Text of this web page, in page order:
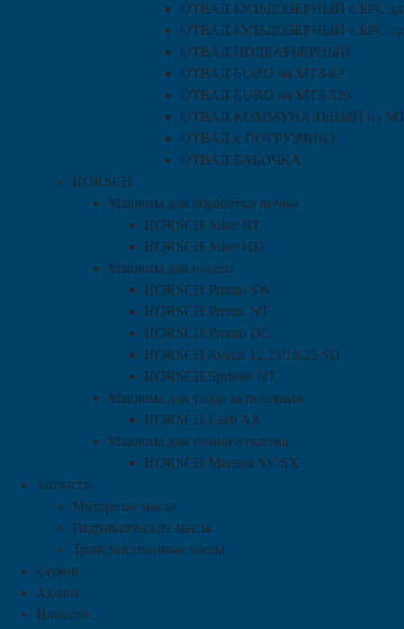
ОТВАЛ БУЛЬДОЗЕРНЫЙ с БРС
ОТВАЛ БУЛЬДОЗЕРНЫЙ с БРС
ОТВАЛ ПОДБАРЬЕРНЫЙ
ОТВАЛ EURO на МТЗ-82
ОТВАЛ EURO на МТЗ-320
ОТВАЛ КОММУНАЛЬНЫЙ на
ОТВАЛ к ПОГРУЗЧИКУ
ОТВАЛ БАБОЧКА
HORSCH
Машины для обработки почвы
HORSCH Joker RT
HORSCH Joker HD
Машины для посева
HORSCH Pronto SW
HORSCH Pronto NT
HORSCH Pronto DC
HORSCH Avatar 12.25/18.25 SD
HORSCH Sprinter NT
Машины для ухода за посевами
HORSCH Leeb AX
Машины для точного высева
HORSCH Maestro SV/SX
Запчасти
Моторные масла
Гидравлические масла
Трансмиссионные масла
Сервис
Акции
Новости